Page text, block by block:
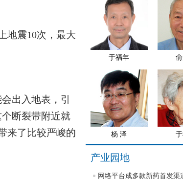
地震10次，最大
出入地表，引
断裂带附近就
来了比较严峻的
于福年
杨 泽
产业园地
网络平台成多款新药首发渠